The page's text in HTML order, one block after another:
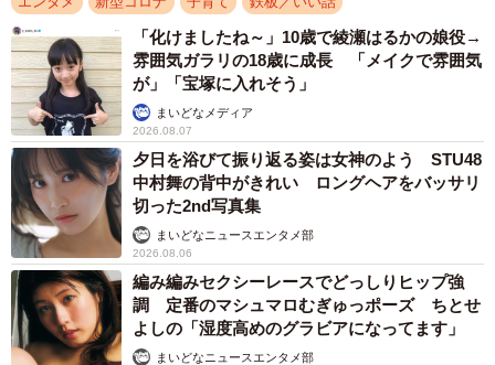
「化けましたね～」10歳で綾瀬はるかの娘役→
雰囲気ガラリの18歳に成長 「メイクで雰囲気
が」「宝塚に入れそう」
まいどなメディア
2026.08.07
夕日を浴びて振り返る姿は女神のよう STU48
中村舞の背中がきれい ロングヘアをバッサリ
切った2nd写真集
まいどなニュースエンタメ部
2026.08.06
編み編みセクシーレースでどっしりヒップ強
調 定番のマシュマロむぎゅっポーズ ちとせ
よしの「湿度高めのグラビアになってます」
まいどなニュースエンタメ部